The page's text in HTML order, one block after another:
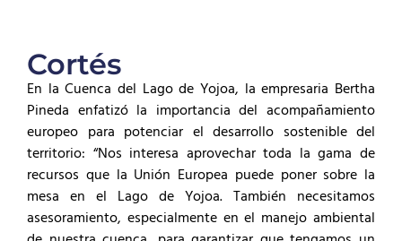
Cortés
En la Cuenca del Lago de Yojoa, la empresaria Bertha
Pineda enfatizó la importancia del acompañamiento
europeo para potenciar el desarrollo sostenible del
territorio: “Nos interesa aprovechar toda la gama de
recursos que la Unión Europea puede poner sobre la
mesa en el Lago de Yojoa. También necesitamos
asesoramiento, especialmente en el manejo ambiental